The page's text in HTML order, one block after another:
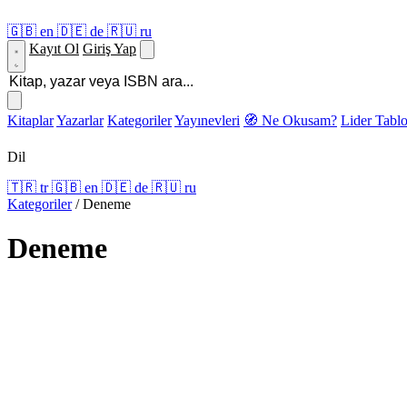
🇬🇧 en 🇩🇪 de 🇷🇺 ru
Kayıt Ol Giriş Yap
KitaplarYazarlar KategorilerYayınevleri 🧭 Ne Okusam? Lider
Dil
🇹🇷 tr 🇬🇧 en 🇩🇪 de 🇷🇺 ru
Kategoriler / Deneme
Deneme